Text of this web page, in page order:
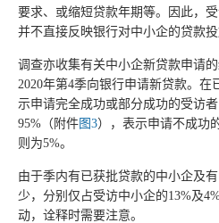
要求、或缩短贷款年期等。因此，
并不直接反映银行对中小企的贷款投
调查亦收集有关中小企新贷款申请
2020年第4季向银行申请新贷款。在
示申请完全成功或部分成功的受访
95%（附件图3），表示申请不成功
则为5%。
由于季内有已获批贷款的中小企及
少，分别仅占受访中小企的13%及
动，诠释时需要注意。